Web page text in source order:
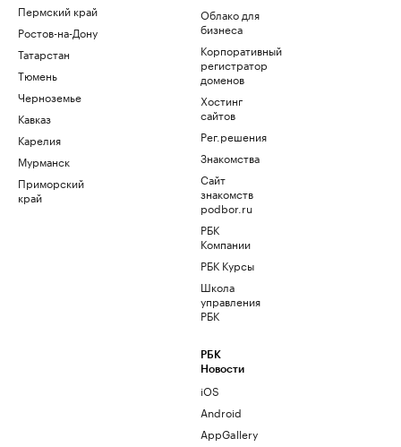
Пермский край
Ростов-на-Дону
Татарстан
Тюмень
Черноземье
Кавказ
Карелия
Мурманск
Приморский
край
Облако для
бизнеса
Корпоративный
регистратор
доменов
Хостинг
сайтов
Рег.решения
Знакомства
Сайт
знакомств
podbor.ru
РБК
Компании
РБК Курсы
Школа
управления
РБК
РБК
Новости
iOS
Android
AppGallery